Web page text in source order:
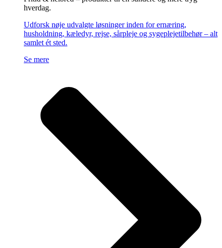
hverdag.
Udforsk nøje udvalgte løsninger inden for ernæring,
husholdning, kæledyr, rejse, sårpleje og sygeplejetilbehør – alt
samlet ét sted.
Se mere